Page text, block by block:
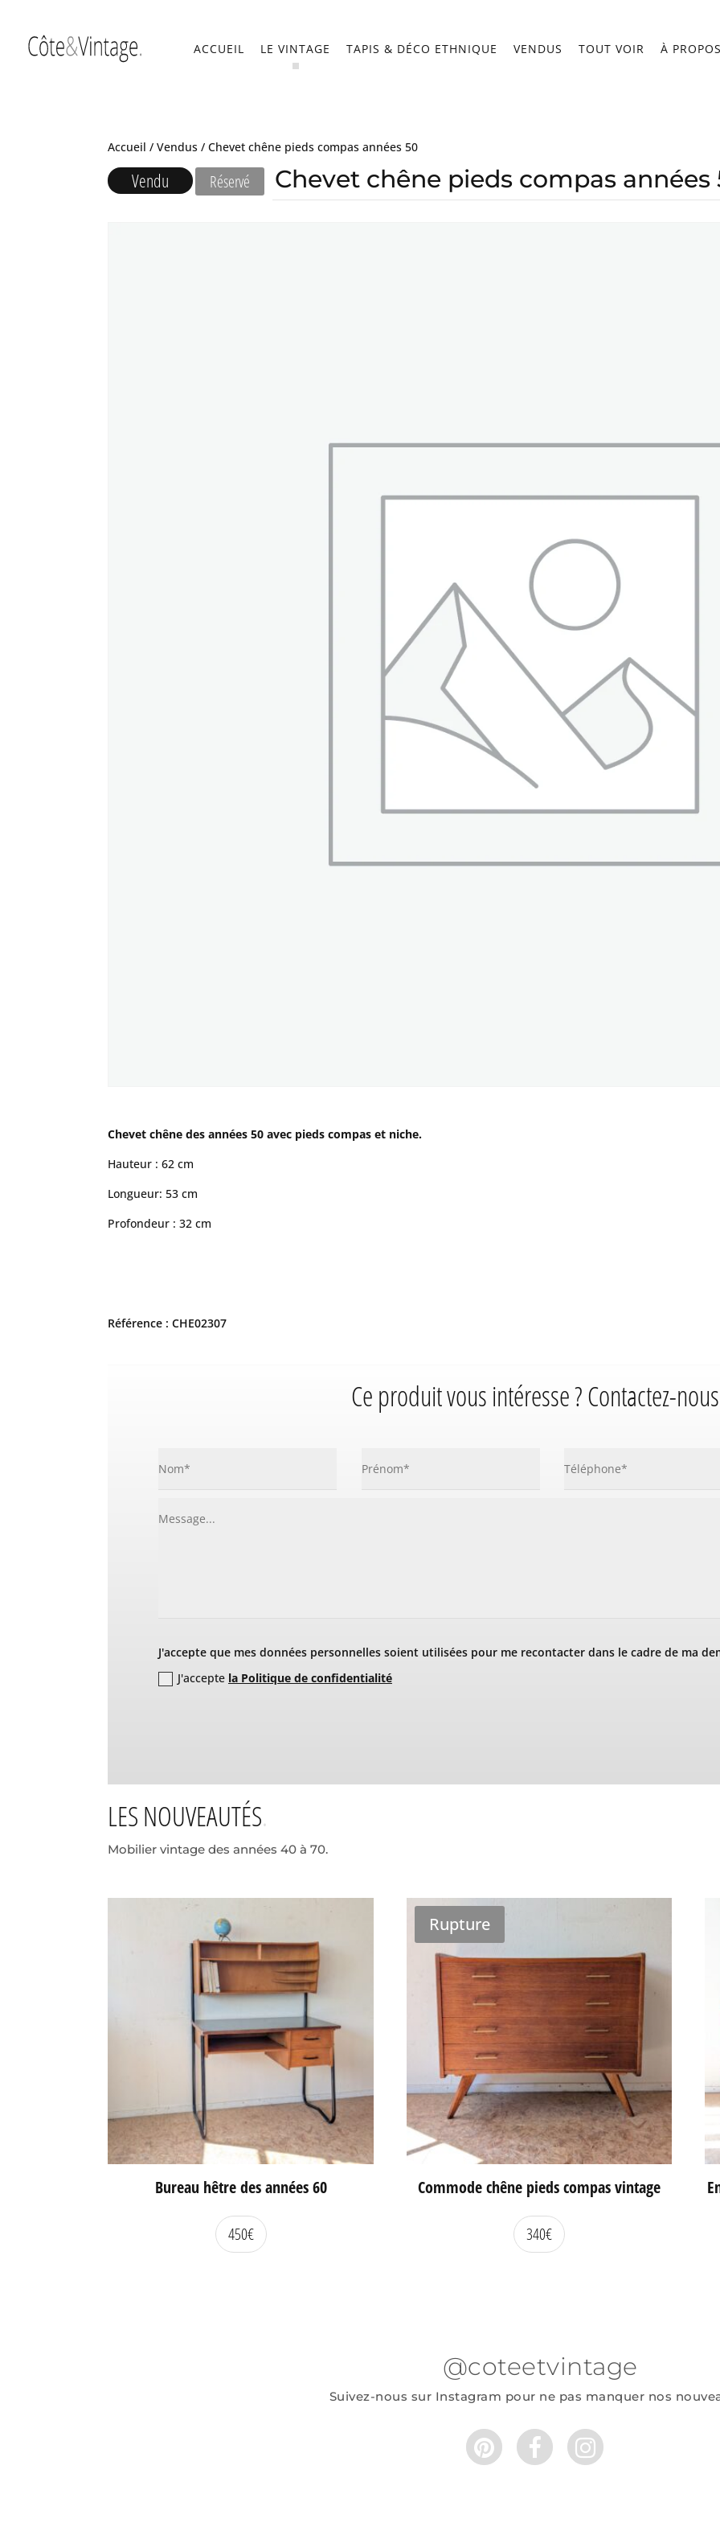
ACCUEIL LE VINTAGE TAPIS & DÉCO ETHNIQUE VENDUS TOUT VOIR À
Accueil /Vendus / Chevet chêne pieds compas années 50
Vendu Réservé Chevet chêne pieds compas années
Chevet chêne des années 50 avec pieds compas et niche.
Hauteur : 62 cm
Longueur: 53 cm
Profondeur : 32 cm
Référence : CHE02307
Ce produit vous intéresse ? Contactez-
J'accepte que mes données personnelles soient utilisées pour me recontacter dans le cadre de ma
J'accepte la Politique de confidentialité
LES NOUVEAUTÉS
Mobilier vintage des années 40 à 70.
Bureau hêtre des années 60
450€
Rupture
Commode chêne pieds compas vintage
340€
@coteetvintage
Suivez-nous sur Instagram pour ne pas manquer nos